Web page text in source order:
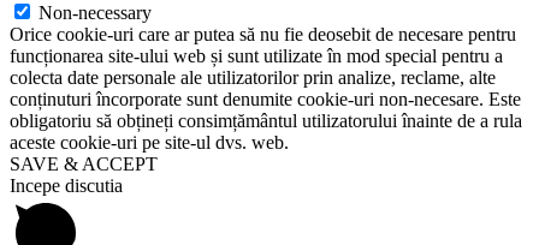
Non-necessary
Orice cookie-uri care ar putea să nu fie deosebit de necesare pentru
funcționarea site-ului web și sunt utilizate în mod special pentru a
colecta date personale ale utilizatorilor prin analize, reclame, alte
conținuturi încorporate sunt denumite cookie-uri non-necesare. Este
obligatoriu să obțineți consimțământul utilizatorului înainte de a rula
aceste cookie-uri pe site-ul dvs. web.
SAVE & ACCEPT
Incepe discutia